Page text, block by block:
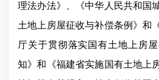
理法办法》、《中华人民共和国
土地上房屋征收与补偿条例》和
厅关于贯彻落实国有土地上房
知》和《福建省实施国有土地上